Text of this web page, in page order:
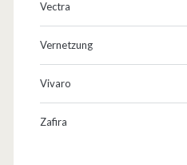
Vectra
Vernetzung
Vivaro
Zafira